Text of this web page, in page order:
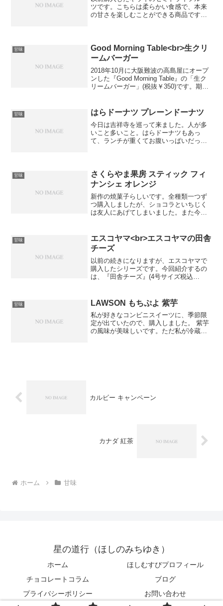
ツです。こちらは柔らかい食感で、本来
の甘さを楽しむことができる商品です。
ても美味しかったのですが...
甘味
Good Morning Table<br>生クリ
ームバーガー
2018年10月に大阪難波の高島屋にオープ
ンした『Good Morning Table』の「生ク
リームバーガー」(税抜￥350)です。期間
美味しかったため、お土産に購入...
甘味 はらドーナツ プレーンドーナツ
今日は吉祥寺を巡って来ました。人が多
いこと多いこと。はらドーナツもあっ
て、ランチが重くてお腹いっぱいだった
らドーナツの発祥の地が...
甘味
さくらやま果房 スティック フィ
ナンシェ オレンジ
新作の焼菓子らしいです。全種類一つず
つ購入しましたが、ショコラといちじく
は友人にあげてしまいました。また今度
とりした食感です。店員さんがいちじく
をオススメしていたので、...
甘味
エスコヤマ<br>エスコヤマの田舎
チーズ
以前の続きになりますが、エスコヤマで
購入したシリーズです。今回紹介するの
は、『田舎チーズ』(4号サイズ税込
ぎないちょうど良い食感です。しっとり
甘味 LAWSON もちぷよ 紫芋
私が好きなコンビニスイーツに、季節限
定が出ていたので、購入しました。 紫芋
の風味が美味しいです。ただ私が冷蔵庫
カルビー キャンペーン
カナダ 紅茶
ホーム 甘味
星の道行（ほしのみちゆき）
ホーム
ほしむすびプロフィール
チョコレートコラム
ブログ
プライバシーポリシー
お問い合わせ